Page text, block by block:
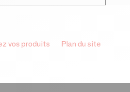
vos produits Plan du site